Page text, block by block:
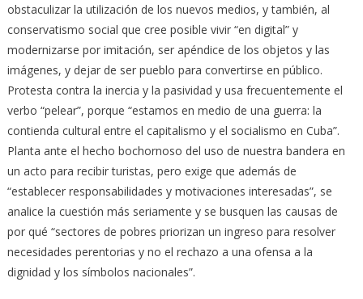
obstaculizar la utilización de los nuevos medios, y también, al
conservatismo social que cree posible vivir “en digital” y
modernizarse por imitación, ser apéndice de los objetos y las
imágenes, y dejar de ser pueblo para convertirse en público.
Protesta contra la inercia y la pasividad y usa frecuentemente el
verbo “pelear”, porque “estamos en medio de una guerra: la
contienda cultural entre el capitalismo y el socialismo en Cuba”.
Planta ante el hecho bochornoso del uso de nuestra bandera en
un acto para recibir turistas, pero exige que además de
“establecer responsabilidades y motivaciones interesadas”, se
analice la cuestión más seriamente y se busquen las causas de
por qué “sectores de pobres priorizan un ingreso para resolver
necesidades perentorias y no el rechazo a una ofensa a la
dignidad y los símbolos nacionales”.